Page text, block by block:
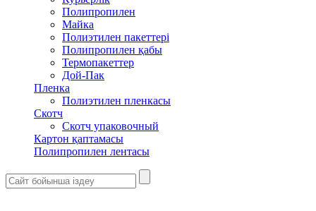
Полипропилен
Майка
Полиэтилен пакеттері
Полипропилен қабы
Термопакеттер
Дой-Пак
Пленка
Полиэтилен пленкасы
Скотч
Скотч упаковочный
Картон қаптамасы
Полипропилен лентасы